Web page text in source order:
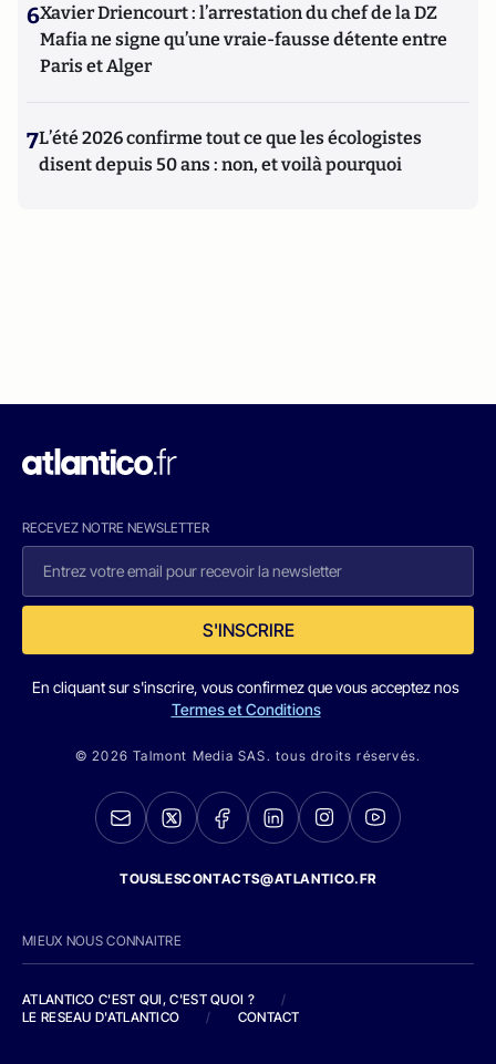
6Xavier Driencourt : l’arrestation du chef de la DZ
Mafia ne signe qu’une vraie-fausse détente entre
Paris et Alger
7L’été 2026 confirme tout ce que les écologistes
disent depuis 50 ans : non, et voilà pourquoi
RECEVEZ NOTRE NEWSLETTER
S'INSCRIRE
En cliquant sur s'inscrire, vous confirmez que vous acceptez nos
Termes et Conditions
© 2026 Talmont Media SAS. tous droits réservés.
TOUSLESCONTACTS@ATLANTICO.FR
MIEUX NOUS CONNAITRE
ATLANTICO C'EST QUI, C'EST QUOI ?
/
LE RESEAU D'ATLANTICO
/ CONTACT